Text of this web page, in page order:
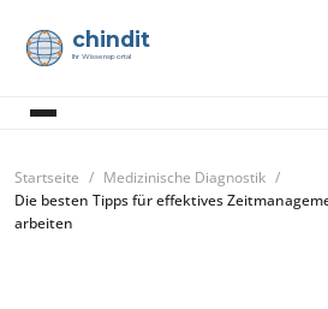
chindit
Ihr Wissensportal
Startseite
Medizinische Diagnostik
Die besten Tipps für effektives
arbeiten